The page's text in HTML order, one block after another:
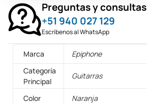
Preguntas y consultas
+51 940 027 129
Escríbenos al WhatsApp
Marca
Epiphone
Categoría
Principal
Guitarras
Color
Naranja